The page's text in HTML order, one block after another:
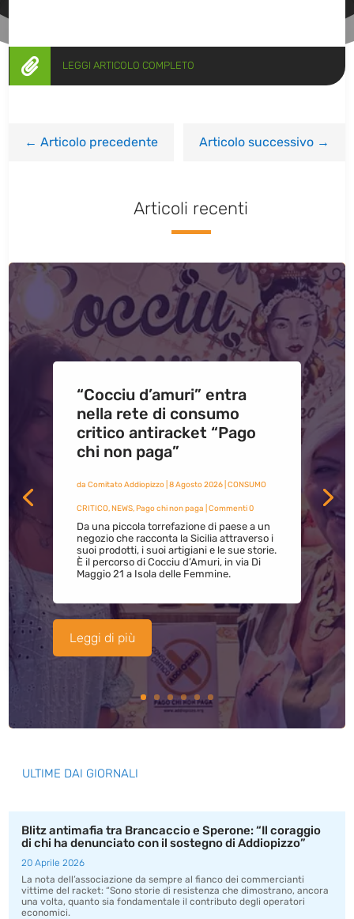
 LEGGI ARTICOLO COMPLETO
←Articolo precedente Articolo successivo→
Articoli recenti
“Cocciu d’amuri” entra
nella rete di consumo
critico antiracket “Pago
chi non paga”
da Comitato Addiopizzo| 8 Agosto 2026| CONSUMO
CRITICO,NEWS,Pago chi non paga | Commenti 0
Da una piccola torrefazione di paese a un
negozio che racconta la Sicilia attraverso i
suoi prodotti, i suoi artigiani e le sue storie.
È il percorso di Cocciu d’Amuri, in via Di
Maggio 21 a Isola delle Femmine.
Leggi di più
ULTIME DAI GIORNALI
Blitz antimafia tra Brancaccio e Sperone: “Il coraggio
di chi ha denunciato con il sostegno di Addiopizzo”
20 Aprile 2026
La nota dell’associazione da sempre al fianco dei commercianti
vittime del racket: “Sono storie di resistenza che dimostrano, ancora
una volta, quanto sia fondamentale il contributo degli operatori
economici.